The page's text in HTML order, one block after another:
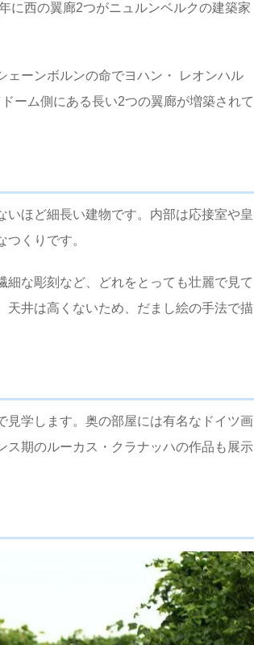
に西の翼廊2つがニュルンベルクの建築家
ーンボルンの命でヨハン・ レオンハル
ーム側にある長い2つの翼廊が増築されて
ほど細長い建物です。内部は応接室や皇
くりです。
な彫刻など、どれをとっても壮麗で見て
井は高くないため、だまし絵の手法で描
見学します。奥の部屋には有名なドイツ画
ス期のルーカス・クラナッハの作品も展示